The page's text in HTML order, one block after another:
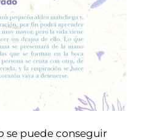
se puede conseguir